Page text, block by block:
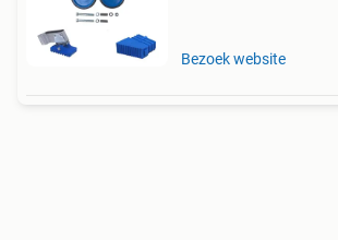
Bezoek website